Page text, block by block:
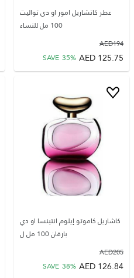
عطر كاتشاريل امور او دي تواليت
100 مل للنساء
194
AED
125.75
AED
SAVE 35%
كاشاريل كاموتو إيلوم انتينسا او دي
بارفان 100 مل ل
205
AED
126.84
AED
SAVE 38%